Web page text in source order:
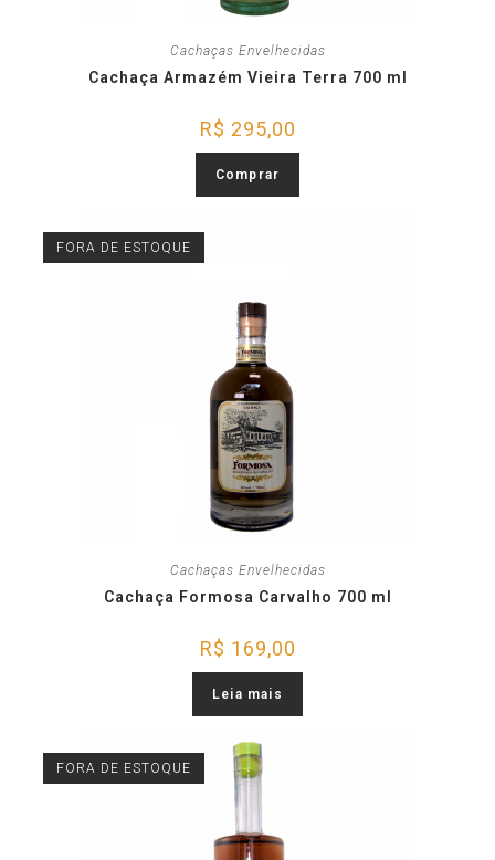
Cachaças Envelhecidas
Cachaça Armazém Vieira Terra 700 ml
R$ 295,00
Comprar
FORA DE ESTOQUE
Cachaças Envelhecidas
Cachaça Formosa Carvalho 700 ml
R$ 169,00
Leia mais
FORA DE ESTOQUE